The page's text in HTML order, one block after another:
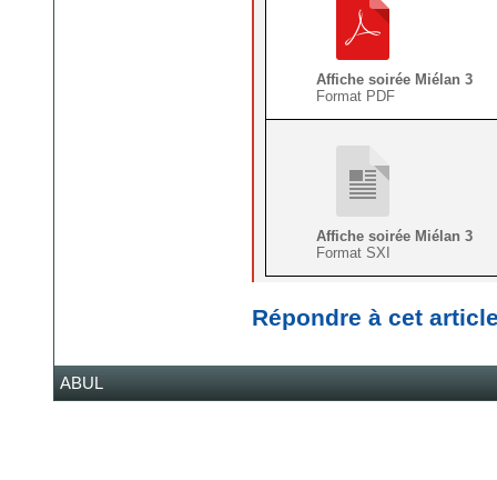
Affiche soirée Miélan 3
Format PDF
Affiche soirée Miélan 3
Format SXI
Répondre à cet
ABUL